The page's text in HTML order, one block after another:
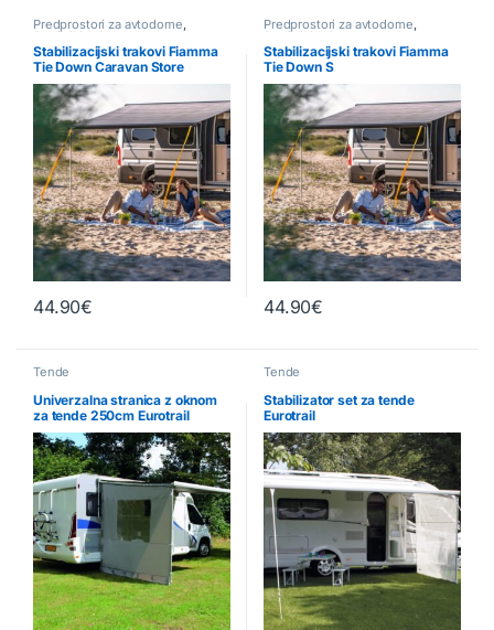
Predprostori za avtodome,
Senčniki & Ostale dodelave
Tende
Stabilizacijski trakovi Fiamma
Tie Down Caravan Store
44.90€
Predprostori za avtodome,
Senčniki & Ostale dodelave
Tende
Stabilizacijski trakovi Fiamma
Tie Down S
44.90€
Tende
Univerzalna stranica z oknom
za tende 250cm Eurotrail
Tende
Stabilizator set za tende
Eurotrail